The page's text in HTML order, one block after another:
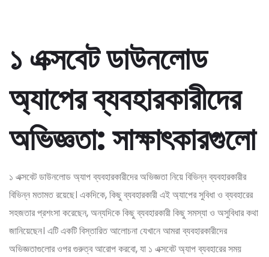
১ এক্সবেট ডাউনলোড
অ্যাপের ব্যবহারকারীদের
অভিজ্ঞতা: সাক্ষাৎকারগুলো
১ এক্সবেট ডাউনলোড অ্যাপ ব্যবহারকারীদের অভিজ্ঞতা নিয়ে বিভিন্ন ব্যবহারকারীর
বিভিন্ন মতামত রয়েছে। একদিকে, কিছু ব্যবহারকারী এই অ্যাপের সুবিধা ও ব্যবহারের
সহজতার প্রশংসা করেছেন, অন্যদিকে কিছু ব্যবহারকারী কিছু সমস্যা ও অসুবিধার কথা
জানিয়েছেন। এটি একটি বিস্তারিত আলোচনা যেখানে আমরা ব্যবহারকারীদের
অভিজ্ঞতাগুলোর ওপর গুরুত্ব আরোপ করবো, যা ১ এক্সবেট অ্যাপ ব্যবহারের সময়